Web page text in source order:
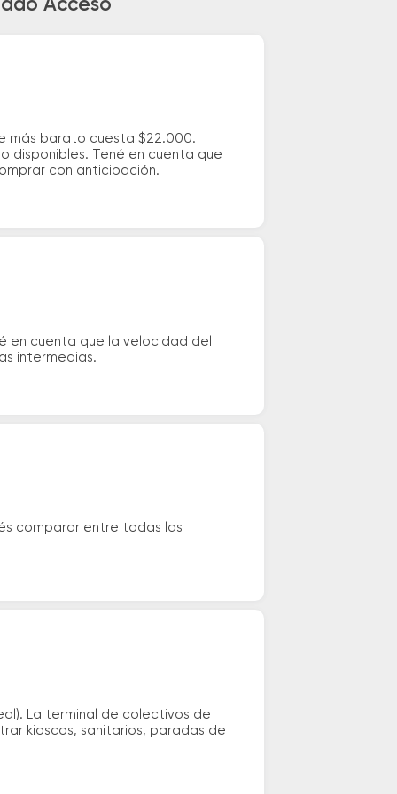
Acceso
más barato cuesta $22.000.
disponibles. Tené en cuenta que
con anticipación.
en cuenta que la velocidad del
intermedias.
comparar entre todas las
La terminal de colectivos de
kioscos, sanitarios, paradas de